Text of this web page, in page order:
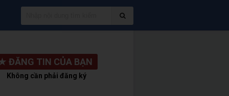
ĐĂNG TIN CỦA BẠN
Không cần phải đăng ký